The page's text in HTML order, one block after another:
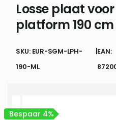
Losse plaat
platform 190
SKU: EUR-SGM-LPH-
190-ML
EAN:
Bespaar 4%